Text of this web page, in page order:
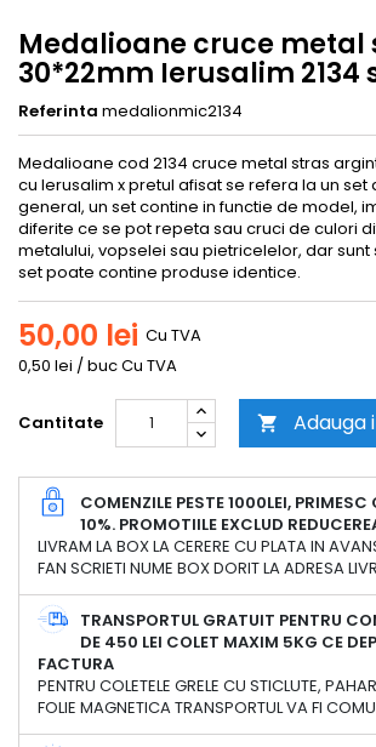
Medalioane cruce metal
30*22mm Ierusalim 2134
Referinta medalionmic2134
Medalioane cod 2134 cruce metal stras
cu Ierusalim x pretul afisat se refera la un set
general, un set contine in functie de model,
diferite ce se pot repeta sau cruci de culori
metalului, vopselei sau pietricelelor, dar sunt
set poate contine produse identice.
50,00 lei Cu TVA
0,50 lei / buc Cu TVA
Cantitate  Adauga
COMENZILE PESTE 1000LEI, PRIMESC
10%. PROMOTIILE EXCLUD
LIVRAM LA BOX LA CERERE CU PLATA IN
FAN SCRIETI NUME BOX DORIT LA ADRESA
TRANSPORTUL GRATUIT PENTRU
DE 450 LEI COLET MAXIM 5KG CE
FACTURA
PENTRU COLETELE GRELE CU STICLUTE,
FOLIE MAGNETICA TRANSPORTUL VA FI